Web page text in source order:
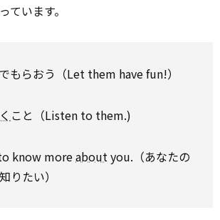
ています。
もらおう（Let them have fun!）
こと（Listen to them.)
know moreaboutyou.（あなたの
りたい）